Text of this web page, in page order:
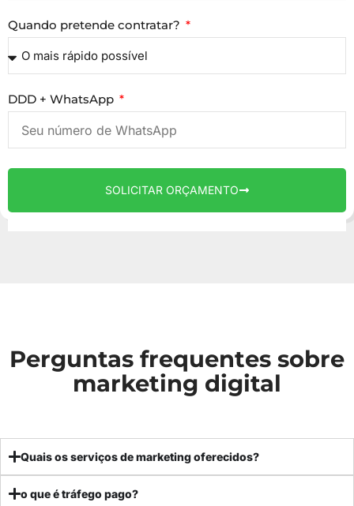
Quando pretende contratar?
DDD + WhatsApp
SOLICITAR ORÇAMENTO
Perguntas frequentes sobre
marketing digital
Quais os serviços de marketing oferecidos?
o que é tráfego pago?